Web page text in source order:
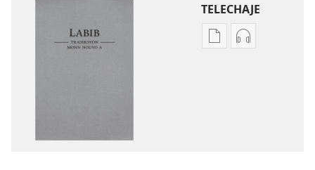
TELECHAJE
OpsyonOpsyon